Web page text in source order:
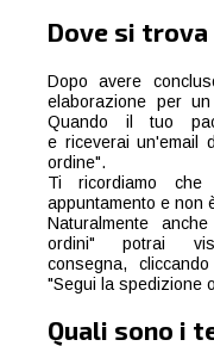
Dove si
Dopo avere
elaborazione per
Quando il tuo
e riceverai un'email
ordine".
Ti ricordiamo
appuntamento e non
Naturalmente
ordini" potrai
consegna,
"Segui la spedizione
Quali sono i